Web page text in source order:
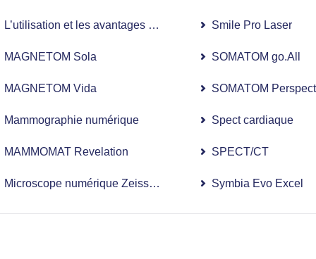
de la prostate
du sommeil
réel
L’utilisation et les avantages de la chirurgie robotisée en
MAGNETOM Sola
MAGNETOM Vida
Mammographie numérique
MAMMOMAT Revelation
Microscope numérique Zeiss Artevo 800
Smile Pro Laser
SOMATOM go.All
SOMATOM
Spect cardiaque
SPECT/CT
Symbia Evo Excel